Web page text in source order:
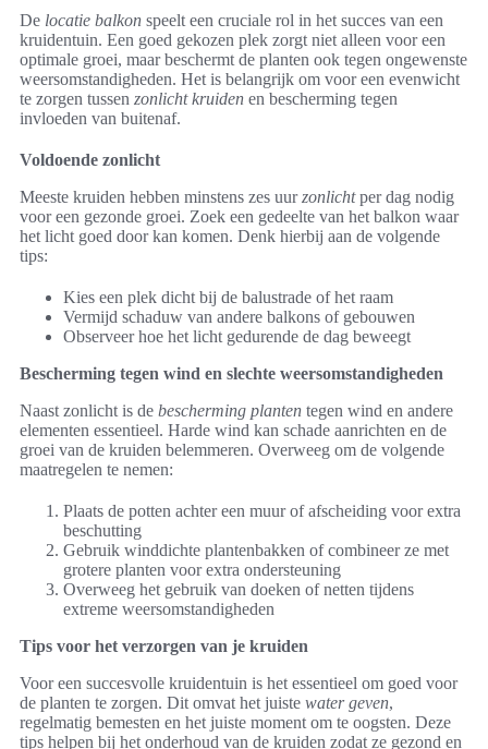
De locatie balkon speelt een cruciale rol in het succes van een
kruidentuin. Een goed gekozen plek zorgt niet alleen voor een
optimale groei, maar beschermt de planten ook tegen ongewenste
weersomstandigheden. Het is belangrijk om voor een evenwicht
te zorgen tussen zonlicht kruiden en bescherming tegen
invloeden van buitenaf.
Voldoende zonlicht
Meeste kruiden hebben minstens zes uurzonlichtper dag nodig
voor een gezonde groei. Zoek een gedeelte van het balkon waar
het licht goed door kan komen. Denk hierbij aan de volgende
tips:
Kies een plek dicht bij de balustrade of het raam
Vermijd schaduw van andere balkons of gebouwen
Observeer hoe het licht gedurende de dag beweegt
Bescherming tegen wind en slechte weersomstandigheden
Naast zonlicht is de bescherming planten tegen wind en andere
elementen essentieel. Harde wind kan schade aanrichten en de
groei van de kruiden belemmeren. Overweeg om de volgende
maatregelen te nemen:
Plaats de potten achter een muur of afscheiding voor extra
beschutting
Gebruik winddichte plantenbakken of combineer ze met
grotere planten voor extra ondersteuning
Overweeg het gebruik van doeken of netten tijdens
extreme weersomstandigheden
Tips voor het verzorgen van je kruiden
Voor een succesvolle kruidentuin is het essentieel om goed voor
de planten te zorgen. Dit omvat het juiste water geven,
regelmatig bemesten en het juiste moment om te oogsten. Deze
tips helpen bij het onderhoud van de kruiden zodat ze gezond en